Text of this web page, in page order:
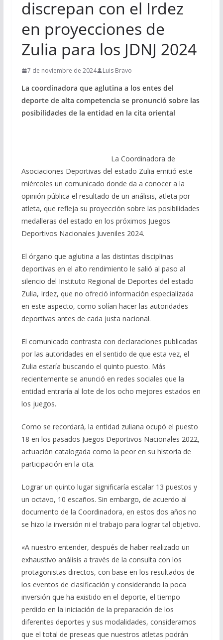
discrepan con el Irdez
en proyecciones de
Zulia para los JDNJ 2024
7 de noviembre de 2024 Luis Bravo
La coordinadora que aglutina a los entes del
deporte de alta competencia se pronunció sobre las
posibilidades de la entidad en la cita oriental
La Coordinadora de
Asociaciones Deportivas del estado Zulia emitió este
miércoles un comunicado donde da a conocer a la
opinión pública el resultado de un análisis, atleta por
atleta, que refleja su proyección sobre las posibilidades
medalleras del estado en los próximos Juegos
Deportivos Nacionales Juveniles 2024.
El órgano que aglutina a las distintas disciplinas
deportivas en el alto rendimiento le salió al paso al
silencio del Instituto Regional de Deportes del estado
Zulia, Irdez, que no ofreció información especializada
en este aspecto, como solían hacer las autoridades
deportivas antes de cada justa nacional.
El comunicado contrasta con declaraciones publicadas
por las autoridades en el sentido de que esta vez, el
Zulia estaría buscando el quinto puesto. Más
recientemente se anunció en redes sociales que la
entidad entraría al lote de los ocho mejores estados en
los juegos.
Como se recordará, la entidad zuliana ocupó el puesto
18 en los pasados Juegos Deportivos Nacionales 2022,
actuación catalogada como la peor en su historia de
participación en la cita.
Lograr un quinto lugar significaría escalar 13 puestos y
un octavo, 10 escaños. Sin embargo, de acuerdo al
documento de la Coordinadora, en estos dos años no
se hizo la inversión ni el trabajo para lograr tal objetivo.
«A nuestro entender, después de haber realizado un
exhaustivo análisis a través de la consulta con los
protagonistas directos, con base en los resultados de
los eventos de clasificación y considerando la poca
inversión que ha existido en el deporte, el tiempo
perdido en la iniciación de la preparación de los
diferentes deportes y sus modalidades, consideramos
que el total de preseas que nuestros atletas podrán